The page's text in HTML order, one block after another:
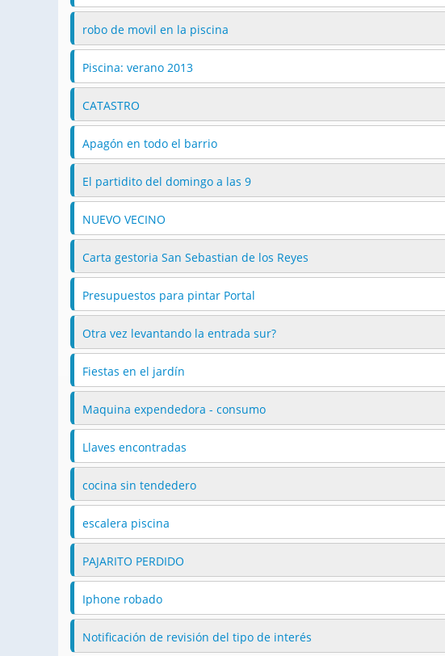
robo de movil en la piscina
Piscina: verano 2013
CATASTRO
Apagón en todo el barrio
El partidito del domingo a las 9
NUEVO VECINO
Carta gestoria San Sebastian de los Reyes
Presupuestos para pintar Portal
Otra vez levantando la entrada sur?
Fiestas en el jardín
Maquina expendedora - consumo
Llaves encontradas
cocina sin tendedero
escalera piscina
PAJARITO PERDIDO
Iphone robado
Notificación de revisión del tipo de interés